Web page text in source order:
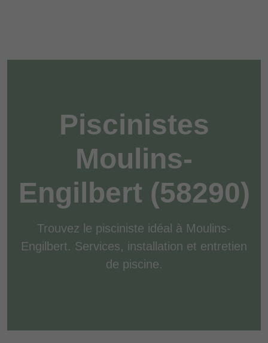
Piscinistes
Moulins-
Engilbert (58290)
Trouvez le pisciniste idéal à Moulins-
Engilbert. Services, installation et entretien
de piscine.